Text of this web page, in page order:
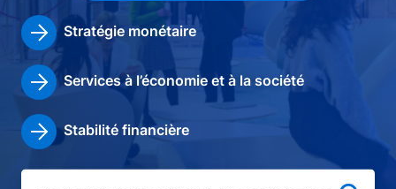
Stratégie monétaire
Services à l’économie et à la société
Stabilité financière